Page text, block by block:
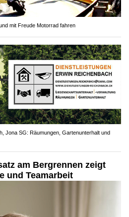
mit Freude Motorrad fahren
Jona SG: Räumungen, Gartenunterhalt und
am Bergrennen zeigt
und Teamarbeit